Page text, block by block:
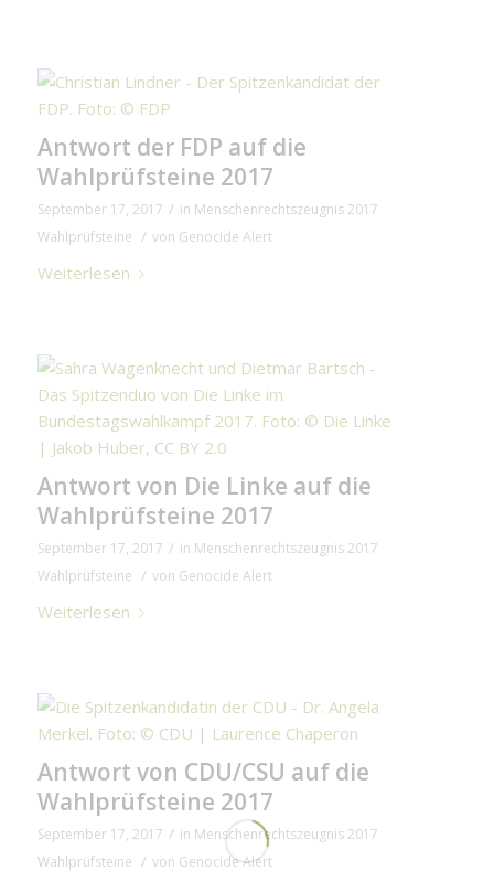
Antwort der FDP auf die
Wahlprüfsteine 2017
September 17, 2017 / in Menschenrechtszeugnis 2017
Wahlprüfsteine / von Genocide Alert
Weiterlesen
Antwort von Die Linke auf die
Wahlprüfsteine 2017
September 17, 2017 / in Menschenrechtszeugnis 2017
Wahlprüfsteine / von Genocide Alert
Weiterlesen
Antwort von CDU/CSU auf die
Wahlprüfsteine 2017
September 17, 2017 / in Menschenrechtszeugnis 2017
Wahlprüfsteine / von Genocide Alert